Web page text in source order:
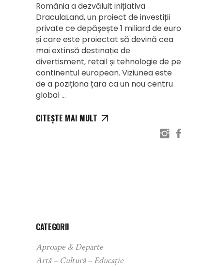
România a dezvăluit inițiativa
DraculaLand, un proiect de investiții
private ce depășește 1 miliard de euro
și care este proiectat să devină cea
mai extinsă destinație de
divertisment, retail și tehnologie de pe
continentul european. Viziunea este
de a poziționa țara ca un nou centru
global
CITEȘTE MAI MULT
CATEGORII
Aproape & Departe
Artă – Cultură – Educație